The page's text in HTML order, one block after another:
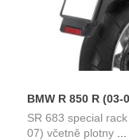
BMW R 850 R
Monokey Givi
SR 683 special
07) včetně plotny